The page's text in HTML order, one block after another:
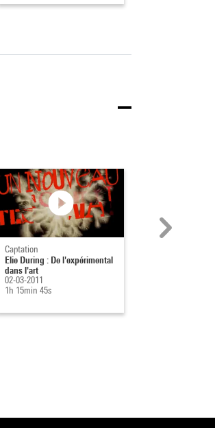
Captation
Elie During : De l'expérimental
dans l'art
02-03-2011
1h 15min 45s